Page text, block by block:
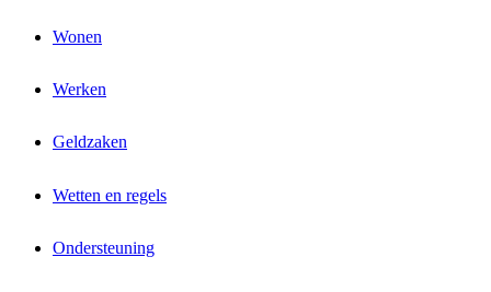
Wonen
Werken
Geldzaken
Wetten en regels
Ondersteuning